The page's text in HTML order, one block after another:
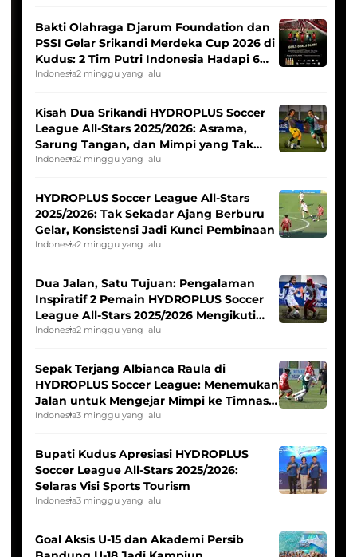
Bakti Olahraga Djarum Foundation dan
PSSI Gelar Srikandi Merdeka Cup 2026 di
Kudus: 2 Tim Putri Indonesia Hadapi 6
Tim Asia
Indonesia2 minggu yang lalu
Kisah Dua Srikandi HYDROPLUS Soccer
League All-Stars 2025/2026: Asrama,
Sarung Tangan, dan Mimpi yang Tak
Pernah Padam
Indonesia2 minggu yang lalu
HYDROPLUS Soccer League All-Stars
2025/2026: Tak Sekadar Ajang Berburu
Gelar, Konsistensi Jadi Kunci Pembinaan
Indonesia2 minggu yang lalu
Dua Jalan, Satu Tujuan: Pengalaman
Inspiratif 2 Pemain HYDROPLUS Soccer
League All-Stars 2025/2026 Mengikuti
Seleksi Timnas Indonesia Putri
Indonesia2 minggu yang lalu
Sepak Terjang Albianca Raula di
HYDROPLUS Soccer League: Menemukan
Jalan untuk Mengejar Mimpi ke Timnas
Indonesia Putri
Indonesia3 minggu yang lalu
Bupati Kudus Apresiasi HYDROPLUS
Soccer League All-Stars 2025/2026:
Selaras Visi Sports Tourism
Indonesia3 minggu yang lalu
Goal Aksis U-15 dan Akademi Persib